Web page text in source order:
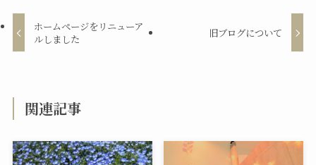
ホームページをリニューア
ルしました
旧ブログについて
関連記事